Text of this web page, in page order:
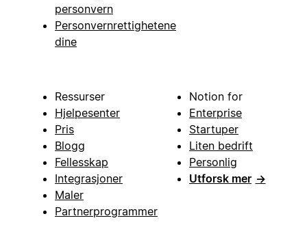
personvern
Personvernrettighetene
dine
Ressurser
Hjelpesenter
Pris
Blogg
Fellesskap
Integrasjoner
Maler
Partnerprogrammer
Notion for
Enterprise
Startuper
Liten bedrift
Personlig
Utforsk mer →